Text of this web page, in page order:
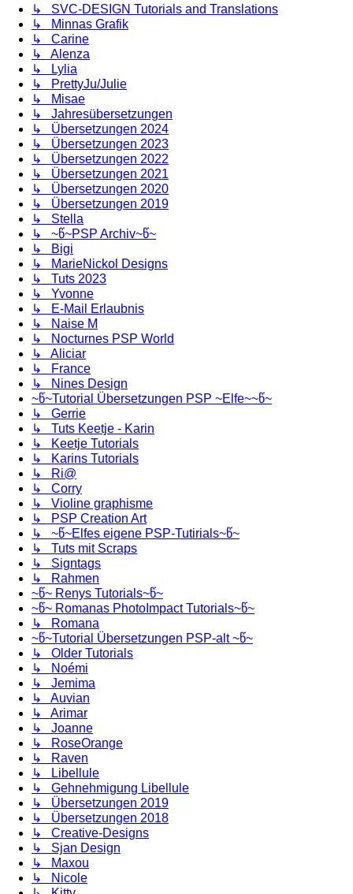
↳ SVC-DESIGN Tutorials and Translations
↳ Minnas Grafik
↳ Carine
↳ Alenza
↳ Lylia
↳ PrettyJu/Julie
↳ Misae
↳ Jahresübersetzungen
↳ Übersetzungen 2024
↳ Übersetzungen 2023
↳ Übersetzungen 2022
↳ Übersetzungen 2021
↳ Übersetzungen 2020
↳ Übersetzungen 2019
↳ Stella
↳ ~წ~PSP Archiv~წ~
↳ Bigi
↳ MarieNickol Designs
↳ Tuts 2023
↳ Yvonne
↳ E-Mail Erlaubnis
↳ Naise M
↳ Nocturnes PSP World
↳ Aliciar
↳ France
↳ Nines Design
~წ~Tutorial Übersetzungen PSP ~Elfe~~წ~
↳ Gerrie
↳ Tuts Keetje - Karin
↳ Keetje Tutorials
↳ Karins Tutorials
↳ Ri@
↳ Corry
↳ Violine graphisme
↳ PSP Creation Art
↳ ~წ~Elfes eigene PSP-Tutirials~წ~
↳ Tuts mit Scraps
↳ Signtags
↳ Rahmen
~წ~ Renys Tutorials~წ~
~წ~ Romanas PhotoImpact Tutorials~წ~
↳ Romana
~წ~Tutorial Übersetzungen PSP-alt ~წ~
↳ Older Tutorials
↳ Noémi
↳ Jemima
↳ Auvian
↳ Arimar
↳ Joanne
↳ RoseOrange
↳ Raven
↳ Libellule
↳ Gehnehmigung Libellule
↳ Übersetzungen 2019
↳ Übersetzungen 2018
↳ Creative-Designs
↳ Sjan Design
↳ Maxou
↳ Nicole